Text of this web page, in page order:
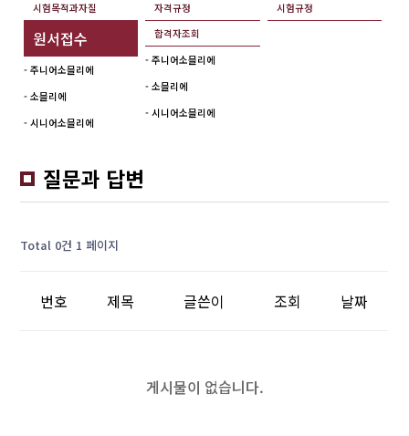
시험목적과자질 자격규정 시험규정
원서접수
- 주니어소믈리에
- 소믈리에
- 시니어소믈리에
합격자조회
- 주니어소믈리에
- 소믈리에
- 시니어소믈리에
질문과 답변
Total 0건 1 페이지
번호 제목 글쓴이 조회 날짜
게시물이 없습니다.